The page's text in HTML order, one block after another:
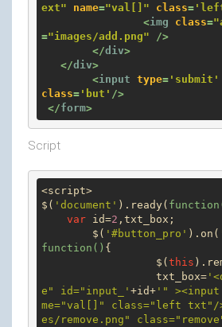
ext"
name="val[]" class=
<img class=
="images/add.png" />
</div>
</div>
<input type= 'submit'
class= 'but' />
</form>
Script
<script>
$( 'document' ).ready( function
var id=2 ,txt_box;
	$(
'#button_pro' ).on(
function ( ) {
		  $(
this
		  txt_box=
e" id="input_' +id+ '"
me="val[]" class="left txt"/
es/remove.png"